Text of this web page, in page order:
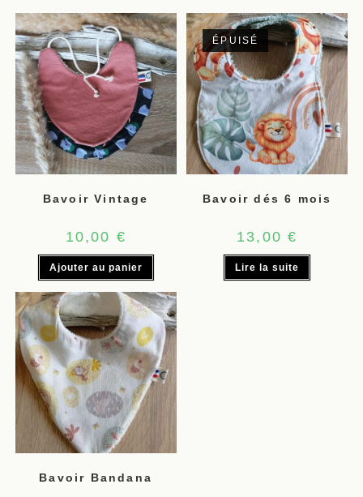
Bavoir Vintage
10,00 €
Ajouter au panier
ÉPUISÉ
Bavoir dés 6 mois
13,00€
Lire la suite
Bavoir Bandana